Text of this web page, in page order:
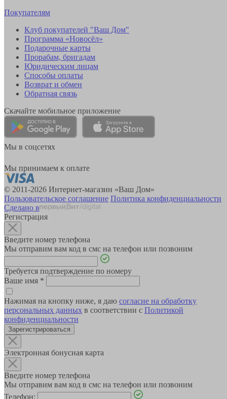
Покупателям
Клуб покупателей "Ваш Дом"
Программа «Новосёл»
Подарочные карты
Прорабам, бригадам
Юридическим лицам
Способы оплаты
Возврат и обмен
Обратная связь
Скачайте мобильное приложение
Мы в соцсетях
Мы принимаем к оплате
© 2011-2026 Интернет-магазин «Ваш Дом»
Пользовательское соглашение Политика конфиденциальности
Сделано в
Регистрация
Введите номер телефона
Мы отправим вам код в смс на телефон или позвоним
Требуется подтверждение по номеру
Ваше имя *
Нажимая на кнопку ниже, я даю согласие на обработку
персональных данных в соответствии с Политикой
конфиденциальности
Зарегистрироваться
Электронная бонусная карта
Введите номер телефона
Мы отправим вам код в смс на телефон или позвоним
Телефон: